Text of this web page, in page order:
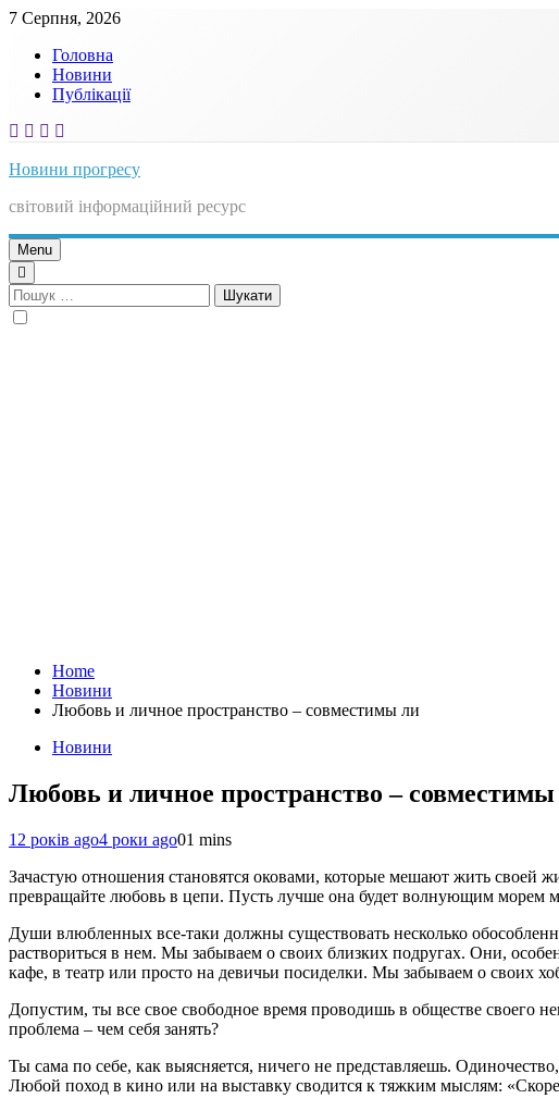
Skip
content
7 Серпня, 2026
Головна
Новини
Публікації
Новини прогресу
світовий інформаційний ресурс
Menu
Пошук:
Home
Новини
Любовь и личное пространство – совместимы ли
Новини
Любовь и личное пространство –
12 років ago4 роки ago01 mins
Зачастую отношения становятся оковами, которые мешают жить
превращайте любовь в цепи. Пусть лучше она будет волнующим морем
Души влюбленных все-таки должны существовать несколько
раствориться в нем. Мы забываем о своих близких подругах. Они,
кафе, в театр или просто на девичьи посиделки. Мы забываем о своих
Допустим, ты все свое свободное время проводишь в обществе своего
проблема – чем себя занять?
Ты сама по себе, как выясняется, ничего не представляешь.
Любой поход в кино или на выставку сводится к тяжким мыслям: